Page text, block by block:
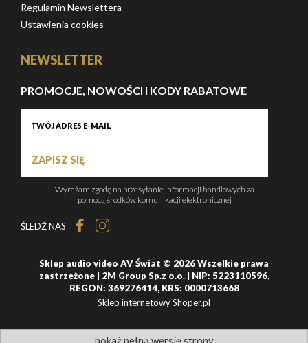
Regulamin Newslettera
Ustawienia cookies
NEWSLETTER
PROMOCJE, NOWOŚCI I KODY RABATOWE
ZAPISZ SIĘ
Wyrażam zgodę na przesyłanie informacji handlowych za
pomocą środków komunikacji elektronicznej
ŚLEDŹ NAS
Sklep audio video AV Świat © 2026 Wszelkie prawa
zastrzeżone | 2M Group Sp.z o.o. | NIP: 5223110596,
REGON: 369276414, KRS: 0000713668
Sklep internetowy Shoper.pl
pokaż pełną wersję strony